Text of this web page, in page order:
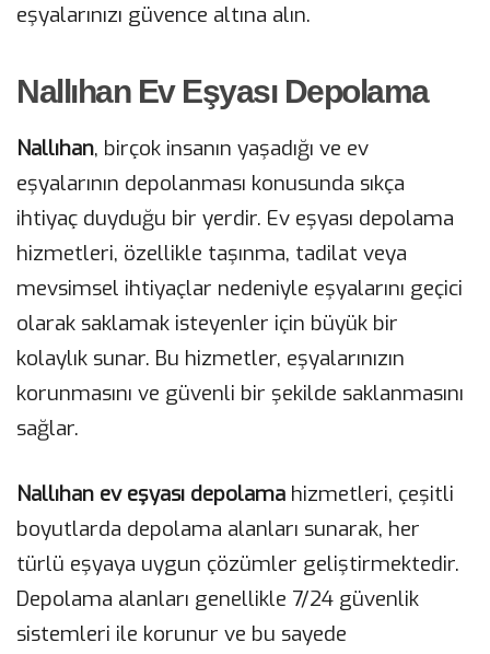
eşyalarınızı güvence altına alın.
Nallıhan Ev Eşyası Depolama
Nallıhan, birçok insanın yaşadığı ve ev
eşyalarının depolanması konusunda sıkça
ihtiyaç duyduğu bir yerdir. Ev eşyası depolama
hizmetleri, özellikle taşınma, tadilat veya
mevsimsel ihtiyaçlar nedeniyle eşyalarını geçici
olarak saklamak isteyenler için büyük bir
kolaylık sunar. Bu hizmetler, eşyalarınızın
korunmasını ve güvenli bir şekilde saklanmasını
sağlar.
Nallıhan ev eşyası depolama hizmetleri, çeşitli
boyutlarda depolama alanları sunarak, her
türlü eşyaya uygun çözümler geliştirmektedir.
Depolama alanları genellikle 7/24 güvenlik
sistemleri ile korunur ve bu sayede